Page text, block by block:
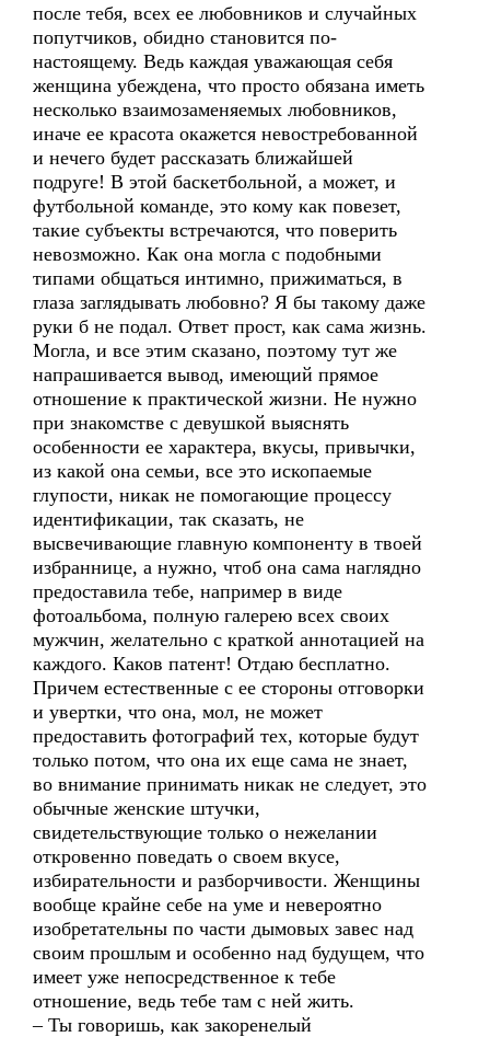
после тебя, всех ее любовников и случайных
попутчиков, обидно становится по-
настоящему. Ведь каждая уважающая себя
женщина убеждена, что просто обязана иметь
несколько взаимозаменяемых любовников,
иначе ее красота окажется невостребованной
и нечего будет рассказать ближайшей
подруге! В этой баскетбольной, а может, и
футбольной команде, это кому как повезет,
такие субъекты встречаются, что поверить
невозможно. Как она могла с подобными
типами общаться интимно, прижиматься, в
глаза заглядывать любовно? Я бы такому даже
руки б не подал. Ответ прост, как сама жизнь.
Могла, и все этим сказано, поэтому тут же
напрашивается вывод, имеющий прямое
отношение к практической жизни. Не нужно
при знакомстве с девушкой выяснять
особенности ее характера, вкусы, привычки,
из какой она семьи, все это ископаемые
глупости, никак не помогающие процессу
идентификации, так сказать, не
высвечивающие главную компоненту в твоей
избраннице, а нужно, чтоб она сама наглядно
предоставила тебе, например в виде
фотоальбома, полную галерею всех своих
мужчин, желательно с краткой аннотацией на
каждого. Каков патент! Отдаю бесплатно.
Причем естественные с ее стороны отговорки
и увертки, что она, мол, не может
предоставить фотографий тех, которые будут
только потом, что она их еще сама не знает,
во внимание принимать никак не следует, это
обычные женские штучки,
свидетельствующие только о нежелании
откровенно поведать о своем вкусе,
избирательности и разборчивости. Женщины
вообще крайне себе на уме и невероятно
изобретательны по части дымовых завес над
своим прошлым и особенно над будущем, что
имеет уже непосредственное к тебе
отношение, ведь тебе там с ней жить.
– Ты говоришь, как закоренелый